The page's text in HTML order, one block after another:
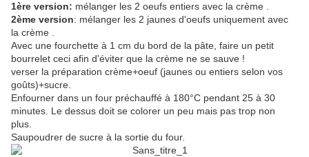
1ère version: mélanger les 2 oeufs entiers avec la crème .
2ème version: mélanger les 2 jaunes d'oeufs uniquement avec
la crème .
Avec une fourchette à 1 cm du bord de la pâte, faire un petit
bourrelet ceci afin d'éviter que la crème ne se sauve !
verser la préparation crème+oeuf (jaunes ou entiers selon vos
goûts)+sucre.
Enfourner dans un four préchauffé à 180°C pendant 25 à 30
minutes. Le dessus doit se colorer un peu mais pas trop non
plus.
Saupoudrer de sucre à la sortie du four.